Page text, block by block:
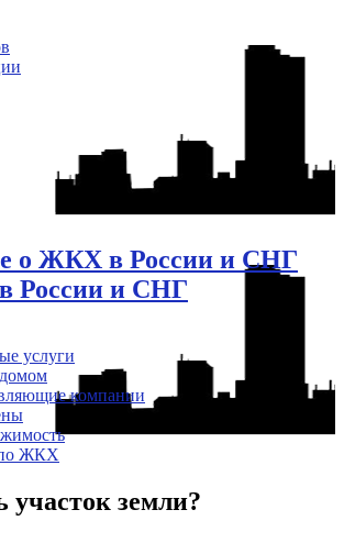
о ЖКХ в России и СНГ
России и СНГ
услуги
компании
ЖКХ
участок земли?